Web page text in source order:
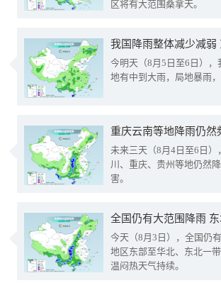
区将有大范围桑拿天。
我国降雨整体减少减弱
今明天（8月5日至6日）
地有中到大雨，局地暴雨
重庆云南等地降雨仍然
未来三天（8月4日至6日
川、重庆、贵州等地仍然
害。
全国仍有大范围降雨
今天（8月3日），全国仍
地区东部至华北、东北一
温闷热天气持续。